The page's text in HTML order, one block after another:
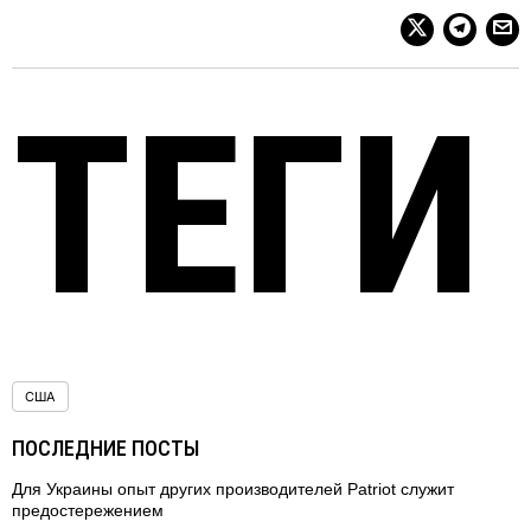
ТЕГИ
США
ПОСЛЕДНИЕ ПОСТЫ
Для Украины опыт других производителей Patriot служит
предостережением